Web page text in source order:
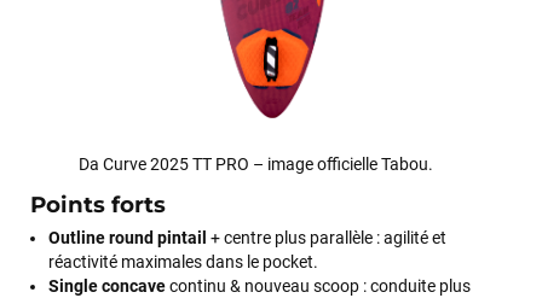
Da Curve 2025 TT PRO – image officielle Tabou.
Points forts
Outline round pintail + centre plus parallèle : agilité et
réactivité maximales dans le pocket.
Single concavecontinu & nouveau scoop : conduite plus